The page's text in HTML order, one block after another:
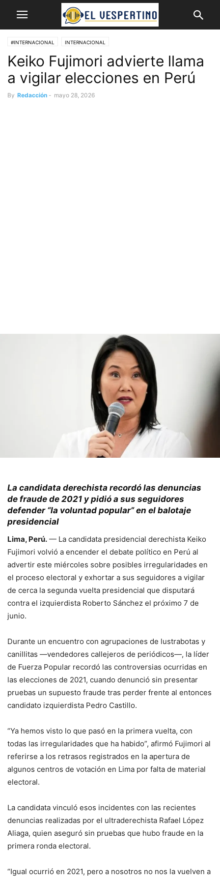
#INTERNACIONAL INTERNACIONAL
Keiko Fujimori advierte llama
a vigilar elecciones en Perú
By Redacción - mayo 28, 2026
La candidata derechista recordó las denuncias
de fraude de 2021 y pidió a sus seguidores
defender “la voluntad popular” en el balotaje
presidencial
Lima, Perú. — La candidata presidencial derechista Keiko
Fujimori volvió a encender el debate político en Perú al
advertir este miércoles sobre posibles irregularidades en
el proceso electoral y exhortar a sus seguidores a vigilar
de cerca la segunda vuelta presidencial que disputará
contra el izquierdista Roberto Sánchez el próximo 7 de
junio.
Durante un encuentro con agrupaciones de lustrabotas y
canillitas —vendedores callejeros de periódicos—, la líder
de Fuerza Popular recordó las controversias ocurridas en
las elecciones de 2021, cuando denunció sin presentar
pruebas un supuesto fraude tras perder frente al entonces
candidato izquierdista Pedro Castillo.
“Ya hemos visto lo que pasó en la primera vuelta, con
todas las irregularidades que ha habido”, afirmó Fujimori al
referirse a los retrasos registrados en la apertura de
algunos centros de votación en Lima por falta de material
electoral.
La candidata vinculó esos incidentes con las recientes
denuncias realizadas por el ultraderechista Rafael López
Aliaga, quien aseguró sin pruebas que hubo fraude en la
primera ronda electoral.
“Igual ocurrió en 2021, pero a nosotros no nos la vuelven a